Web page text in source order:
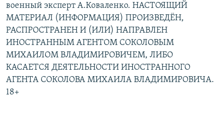
военный эксперт А.Коваленко. НАСТОЯЩИЙ
МАТЕРИАЛ (ИНФОРМАЦИЯ) ПРОИЗВЕДЁН,
РАСПРОСТРАНЕН И (ИЛИ) НАПРАВЛЕН
ИНОСТРАННЫМ АГЕНТОМ СОКОЛОВЫМ
МИХАИЛОМ ВЛАДИМИРОВИЧЕМ, ЛИБО
КАСАЕТСЯ ДЕЯТЕЛЬНОСТИ ИНОСТРАННОГО
АГЕНТА СОКОЛОВА МИХАИЛА ВЛАДИМИРОВИЧА.
18+